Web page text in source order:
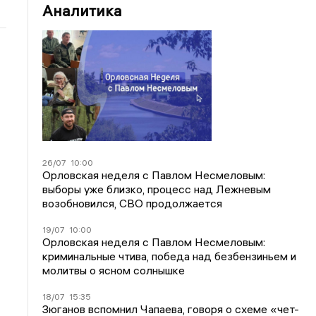
Аналитика
26/07 10:00
Орловская неделя с Павлом Несмеловым:
выборы уже близко, процесс над Лежневым
возобновился, СВО продолжается
19/07 10:00
Орловская неделя с Павлом Несмеловым:
криминальные чтива, победа над безбензиньем и
молитвы о ясном солнышке
18/07 15:35
Зюганов вспомнил Чапаева, говоря о схеме «чет-